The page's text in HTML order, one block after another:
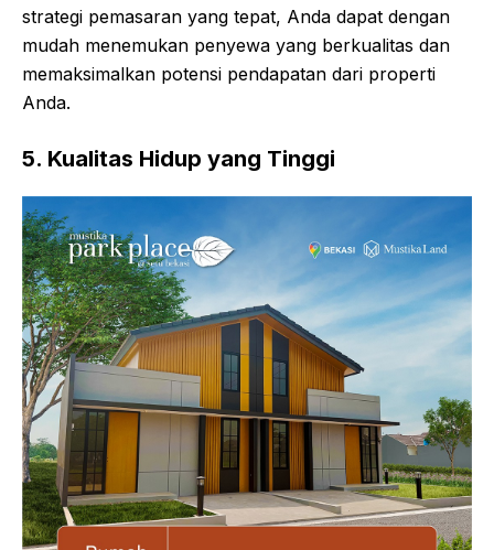
strategi pemasaran yang tepat, Anda dapat dengan
mudah menemukan penyewa yang berkualitas dan
memaksimalkan potensi pendapatan dari properti
Anda.
5. Kualitas Hidup yang Tinggi